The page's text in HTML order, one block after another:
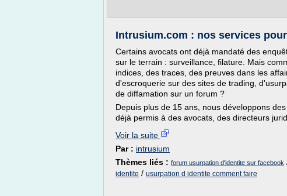
Intrusium.com : nos services
Certains avocats ont déjà mandaté des
sur le terrain : surveillance, filature. Mais
indices, des traces, des preuves dans les
d'escroquerie sur des sites de trading,
de diffamation sur un forum ?
Depuis plus de 15 ans, nous développons
déjà permis à des avocats, des directeurs
Voir la suite
Par : intrusium
Thèmes liés : forum usurpation d'identite sur facebook
identite / usurpation d identite comment faire